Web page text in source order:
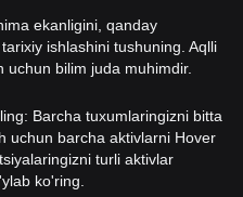
ekanligini, qanday
ishlashini tushuning. Aqlli
uchun bilim juda muhimdir.
Barcha tuxumlaringizni bitta
uchun barcha aktivlarni Hover
turli aktivlar
ko'ring.